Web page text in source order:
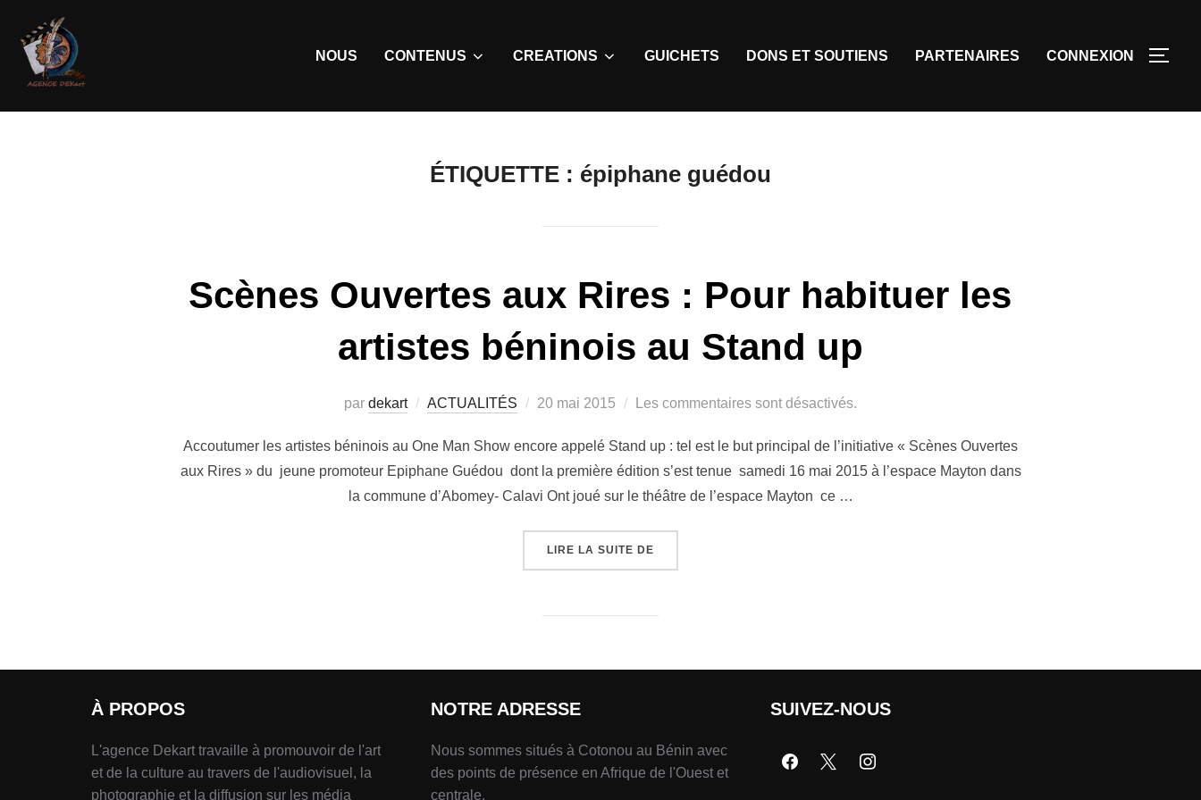
NOUS CONTENUS CREATIONS GUICHETS DONS ET SOUTIENS PARTENAIRES CONNEXION
ÉTIQUETTE : épiphane guédou
Scènes Ouvertes aux Rires : Pour habituer les
artistes béninois au Stand up
par dekart ACTUALITÉS 20 mai 2015 Les commentaires sont désactivés.
Accoutumer les artistes béninois au One Man Show encore appelé Stand up : tel est le but principal de l’initiative « Scènes Ouvertes
aux Rires » du jeune promoteur Epiphane Guédou dont la première édition s’est tenue samedi 16 mai 2015 à l’espace Mayton dans
la commune d’Abomey- Calavi Ont joué sur le théâtre de l’espace Mayton ce …
LIRE LA SUITE DE
À PROPOS
L'agence Dekart travaille à promouvoir de l'art
et de la culture au travers de l'audiovisuel, la
photographie et la diffusion sur les média
NOTRE ADRESSE
Nous sommes situés à Cotonou au Bénin avec
des points de présence en Afrique de l'Ouest et
centrale.
SUIVEZ-NOUS